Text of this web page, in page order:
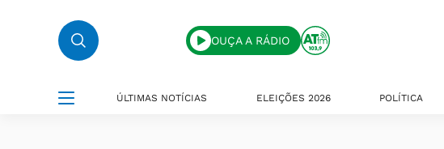
OUÇA A RÁDIO
ÚLTIMAS NOTÍCIAS ELEIÇÕES 2026 POLÍTICA